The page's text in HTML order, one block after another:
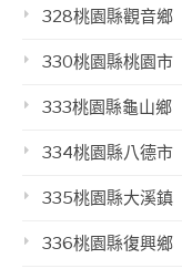
328桃園縣觀音鄉
330桃園縣桃園市
333桃園縣龜山鄉
334桃園縣八德市
335桃園縣大溪鎮
336桃園縣復興鄉